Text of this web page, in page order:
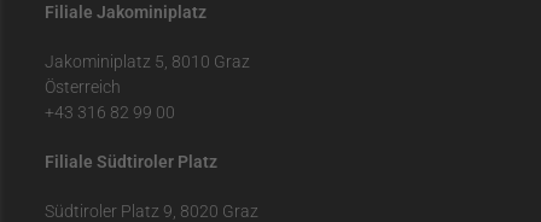
Filiale Jakominiplatz
Jakominiplatz 5, 8010 Graz
Österreich
+43 316 82 99 00
Filiale Südtiroler Platz
Südtiroler Platz 9, 8020 Graz